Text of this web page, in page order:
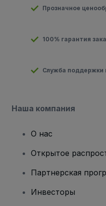
Прозначное
100% гарантия
Служба поддержки
Наша компания
О нас
Открытое
Партнерская
Инвесторы